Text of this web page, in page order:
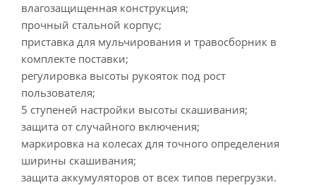
влагозащищенная конструкция;
прочный стальной корпус;
приставка для мульчирования и травосборник в
комплекте поставки;
регулировка высоты рукояток под рост
пользователя;
5 ступеней настройки высоты скашивания;
защита от случайного включения;
маркировка на колесах для точного определения
ширины скашивания;
защита аккумуляторов от всех типов перегрузки.